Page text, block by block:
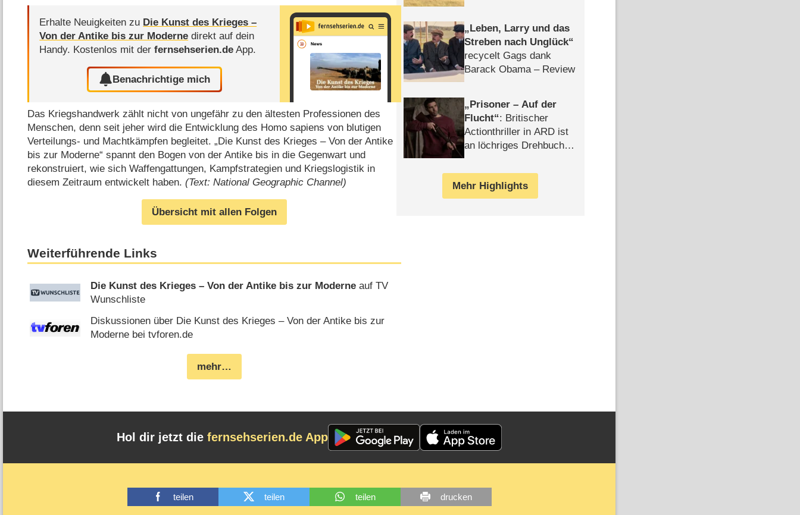
Erhalte Neuigkeiten zu Die Kunst des Krieges –
Von der Antike bis zur Moderne direkt auf dein
Handy. Kostenlos mit derfernsehserien.de App.
Benachrichtige mich
Das Kriegshandwerk zählt nicht von ungefähr zu den ältesten Professionen des
Menschen, denn seit jeher wird die Entwicklung des Homo sapiens von blutigen
Verteilungs- und Machtkämpfen begleitet. „Die Kunst des Krieges – Von der Antike
bis zur Moderne“ spannt den Bogen von der Antike bis in die Gegenwart und
rekonstruiert, wie sich Waffengattungen, Kampfstrategien und Kriegslogistik in
diesem Zeitraum entwickelt haben.(Text: National Geographic Channel)
Übersicht mit allen Folgen
Weiterführende Links
Die Kunst des Krieges – Von der Antike bis zur Moderne auf TV
Wunschliste
Diskussionen über Die Kunst des Krieges – Von der Antike bis zur
Moderne bei tvforen.de
mehr…
Leben, Larry und das
Streben nach Unglück
recycelt Gags dank
Barack Obama – Review
Prisoner – Auf der
Flucht : Britischer
Actionthriller in ARD ist
an löchriges Drehbuch
Mehr Highlights
Hol dir jetzt die fernsehserien.de App
teilen teilen teilen drucken